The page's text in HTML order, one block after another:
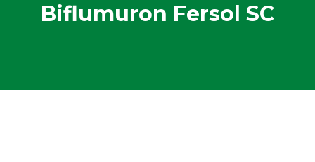
Biflumuron Fersol SC